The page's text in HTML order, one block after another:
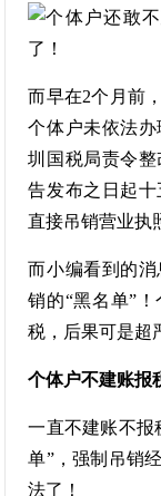
而早在2个月前
个体户未依法
圳国税局责令
告发布之日起十
直接吊销营业执
而小编看到的
销的“黑名单”
税，后果可是超
个体户不建账报
一直不建账不报
单”，强制吊销
法了！